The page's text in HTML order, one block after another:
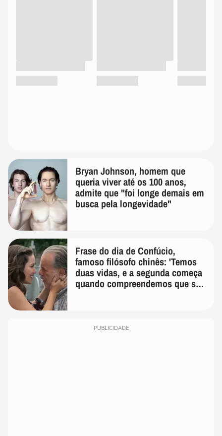
Bryan Johnson, homem que
queria viver até os 100 anos,
admite que "foi longe demais em
busca pela longevidade"
Frase do dia de Confúcio,
famoso filósofo chinês: 'Temos
duas vidas, e a segunda começa
quando compreendemos que só
PUBLICIDADE